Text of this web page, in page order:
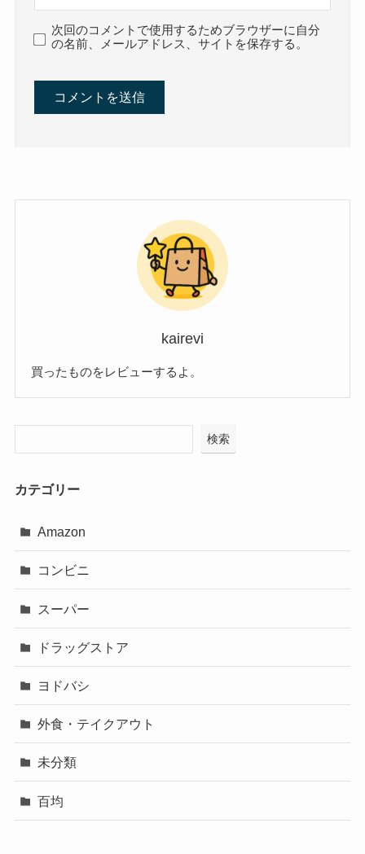
次回のコメントで使用するためブラウザーに自分
の名前、メールアドレス、サイトを保存する。
kairevi
買ったものをレビューするよ。
検索
カテゴリー
Amazon
コンビニ
スーパー
ドラッグストア
ヨドバシ
外食・テイクアウト
未分類
百均